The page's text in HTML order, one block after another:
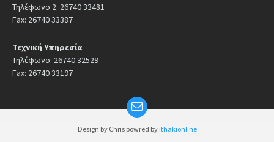
Τηλέφωνο 2: 26740 33481
Fax: 26740 33387
Τεχνική Υπηρεσία
Τηλέφωνο: 26740 32529
Fax: 26740 33197
Design by Chris powred by ithakionline